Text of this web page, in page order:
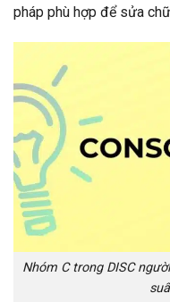
pháp phù hợp để sửa
Nhóm C trong DISC